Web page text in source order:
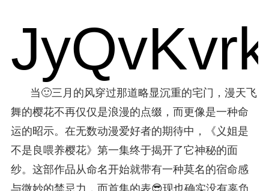
当🙂三月的风穿过那道略显沉重的宅门，漫天飞
舞的樱花不再仅仅是浪漫的点缀，而更像是一种命
运的昭示。在无数动漫爱好者的期待中，《义姐是
不是良喂养樱花》第一集终于揭开了它神秘的面
纱。这部作品从命名开始就带有一种莫名的宿命感
与微妙的禁忌力，而首集的表😎现也确实没有辜负